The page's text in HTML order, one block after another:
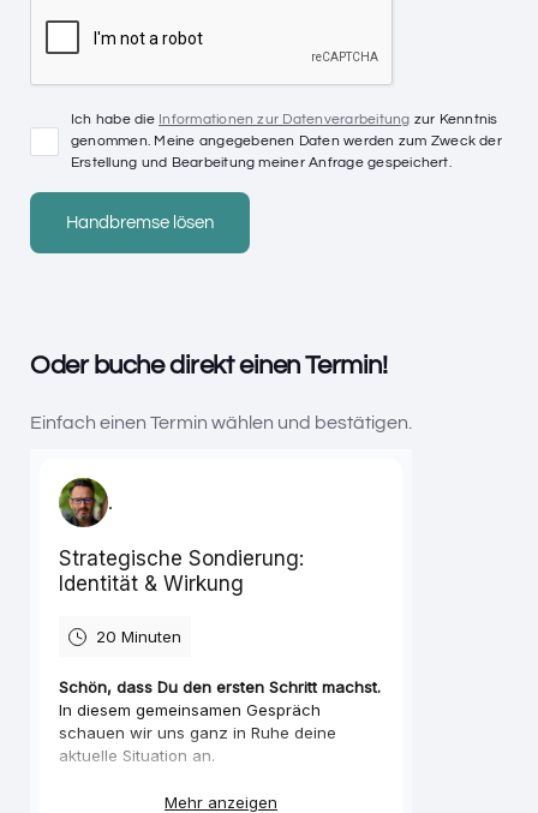
Ich habe die Informationen zur Datenverarbeitung zur Kenntnis
genommen. Meine angegebenen Daten werden zum Zweck der
Erstellung und Bearbeitung meiner Anfrage gespeichert.
Oder buche direkt einen Termin!
Einfach einen Termin wählen und bestätigen.